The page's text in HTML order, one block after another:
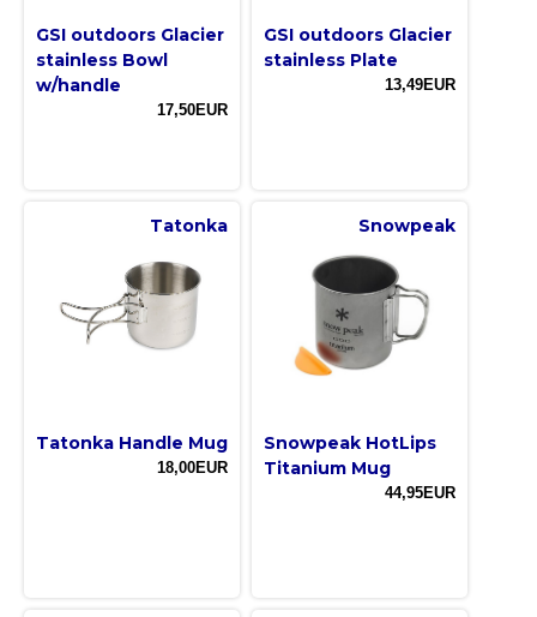
GSI outdoors Glacier
stainless Bowl
w/handle
17,50EUR
GSI outdoors Glacier
stainless Plate
13,49EUR
Tatonka
Tatonka Handle Mug
18,00EUR
Snowpeak
Snowpeak HotLips
Titanium Mug
44,95EUR